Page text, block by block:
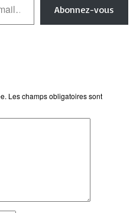
Abonnez-vous
Les champs obligatoires sont